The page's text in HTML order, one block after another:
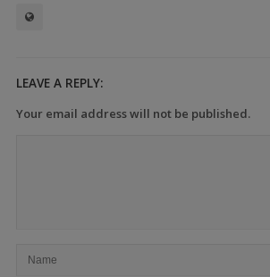
LEAVE A REPLY:
Your email address will not be published.